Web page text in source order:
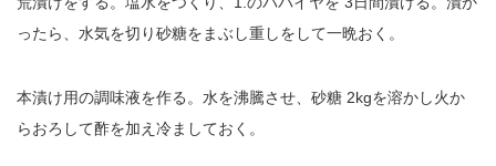
ったら、水気を切り砂糖をまぶし重しをして一晩おく。
本漬け用の調味液を作る。水を沸騰させ、砂糖 2kgを溶かし火か
らおろして酢を加え冷ましておく。